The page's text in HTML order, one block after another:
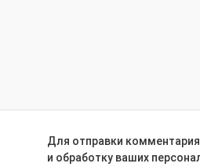
Для отправки
и обработку ваших